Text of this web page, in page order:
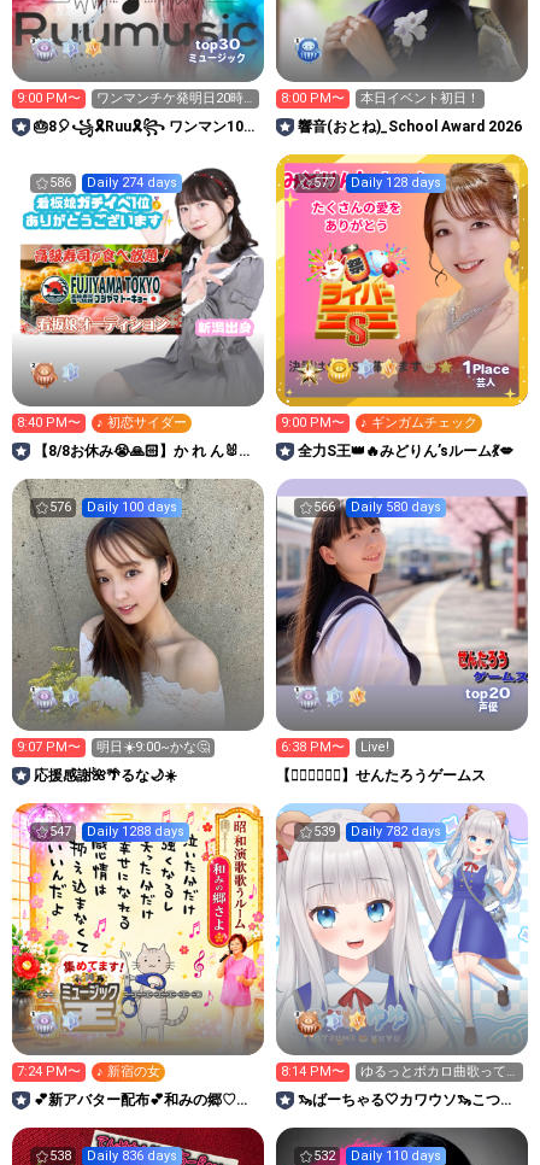
top30
ミュージック
9:00 PM〜
ワンマンチケ発明日20時
スタート▶️🌈🤝
🎂8🎈꧁🎗️Ruu🎗꧂ ワンマン100
8:00 PM〜 本日イベント初日！
響音(おとね)_School Award 2026
586 Daily 274 days
8:40 PM〜 ♪ 初恋サイダー
【8/8お休み😭🙏🏻】か れ ん🐰🎀
577 Daily 128 days
1Place
芸人
9:00 PM〜 ♪ ギンガムチェック
全力S王👑🔥みどりん’sルーム💃💋
576 Daily 100 days
9:07 PM〜 明日☀️9:00~かな🤔
応援感謝🌺🌴るな🌙‪☀️
566 Daily 580 days
top20
声優
6:38 PM〜 Live!
【👉🏻🚋🚋👈🏻】せんたろうゲームス
547 Daily 1288 days
7:24 PM〜 ♪ 新宿の女
💕新アバター配布💕和みの郷♡裟
539 Daily 782 days
8:14 PM〜
ゆるっとボカロ曲歌って
いく！！
🦦ばーちゃる‎🤍カワウソ🦦こつめ
538 Daily 836 days 532 Daily 110 days